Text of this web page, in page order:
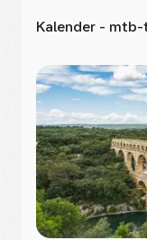
Kalender -